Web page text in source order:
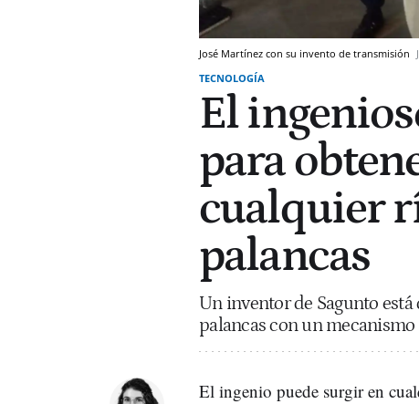
José Martínez con su invento de transmisión
TECNOLOGÍA
El
para
cualquier
palancas
Un inventor de Sagunto
palancas con un
El ingenio puede surgir en